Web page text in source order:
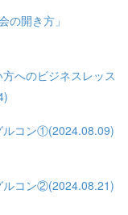
の開き方」
へのビジネスレッス
ルコン①(2024.08.09)
ルコン②(2024.08.21)